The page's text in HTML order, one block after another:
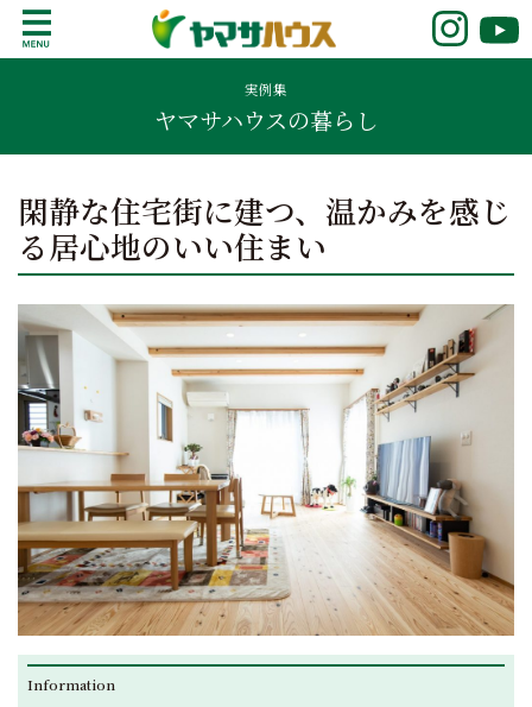
o
鹿児島で注文住宅ならヤマサハウス
新築の注文住宅や建売モデルハウスをお探し
の方はこちら。鹿児島県内で11年連続ナンバ
ーワンの実績を誇る、絆の家でおなじみの
ヤマサハウス。展示場情報や家づくりのこだ
実例集
ヤマサハウスの暮らし
閑静な住宅街に建つ、温かみを感じ
る居心地のいい住まい
Information